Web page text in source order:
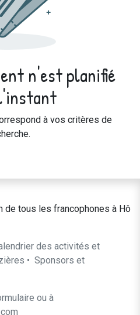
n'est planifié
à vos critères de
de tous les francophones à Hô
des activités et
• ​Sponsors et
ou à